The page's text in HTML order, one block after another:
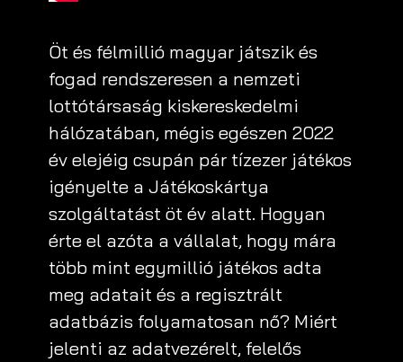
Öt és félmillió magyar játszik és
fogad rendszeresen a nemzeti
lottótársaság kiskereskedelmi
hálózatában, mégis egészen 2022
év elejéig csupán pár tízezer játékos
igényelte a Játékoskártya
szolgáltatást öt év alatt. Hogyan
érte el azóta a vállalat, hogy mára
több mint egymillió játékos adta
meg adatait és a regisztrált
adatbázis folyamatosan nő? Miért
jelenti az adatvezérelt, felelős